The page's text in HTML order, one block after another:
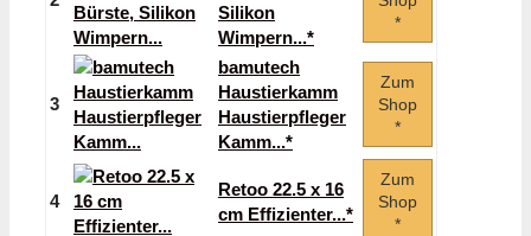
Silikon
Wimpern...*
*
3
bamutech
Haustierkamm
Haustierpfleger
Kamm...*
Zum
Shop
*
4
Retoo 22.5 x 16
cm Effizienter...*
Zum
Shop
*